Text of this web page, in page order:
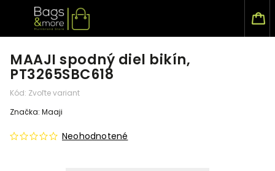
MAAJI spodný diel bikín,
PT3265SBC618
Kód: Zvoľte variant
Neohodnotené
Značka: Maaji